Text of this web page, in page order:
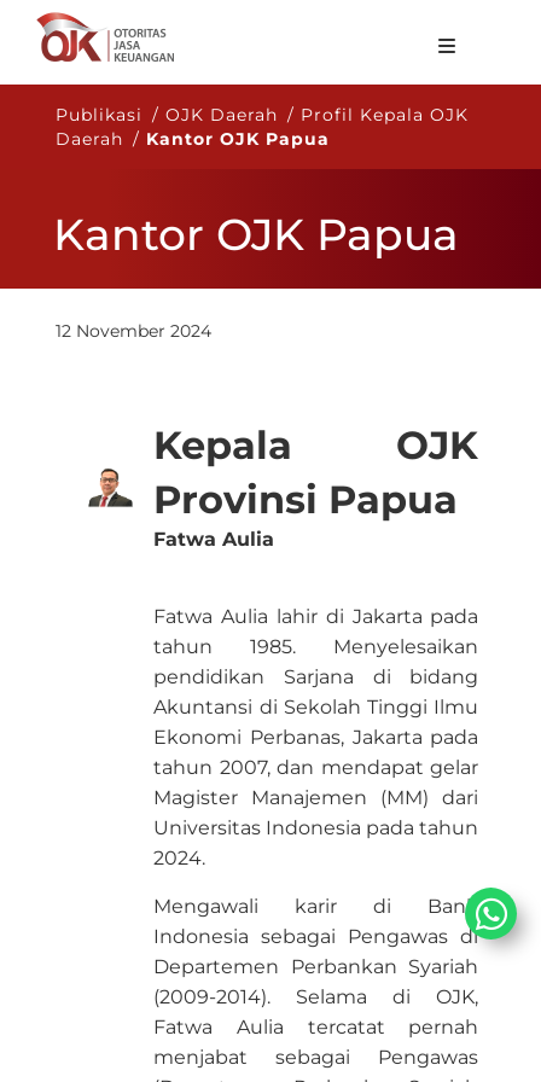
Tentang OJK
Fungsi Utama
Regulasi
Statistik
Layanan
Publikasi / OJK Daerah / Profil Kepala OJK
Daerah / Kantor OJK Papua
Kantor OJK Papua
12 November 2024
Kepala OJK
Provinsi Papua
Fatwa Aulia
Fatwa Aulia lahir di Jakarta pada
tahun 1985. Menyelesaikan
pendidikan Sarjana di bidang
Akuntansi di Sekolah Tinggi Ilmu
Ekonomi Perbanas, Jakarta pada
tahun 2007, dan mendapat gelar
Magister Manajemen (MM) dari
Universitas Indonesia pada tahun
2024.
Mengawali karir di Bank
Indonesia sebagai Pengawas di
Departemen Perbankan Syariah
(2009-2014). Selama di OJK,
Fatwa Aulia tercatat pernah
menjabat sebagai Pengawas